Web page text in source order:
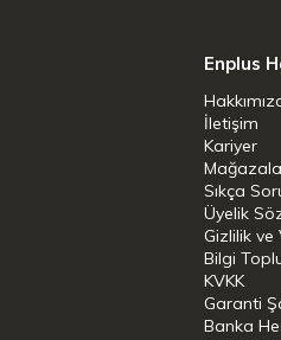
Daha iyi yalıtım suyu daha uzun
daha soğuk kalmasını sağlar
Su ısıtıcısı tabanına takılı değilken
Enplus
İletişim
Kariyer
Sıkça
Üyelik
Gizlilik ve
Bilgi
KVKK
Garanti
Banka